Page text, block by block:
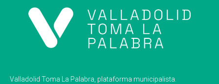
Valladolid Toma La Palabra, plataforma municipalista.